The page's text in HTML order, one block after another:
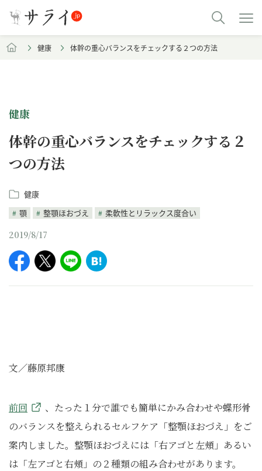
健康 体幹の重心バランスをチェックする２つの方法
健康
体幹の重心バランスをチェックする２
つの方法
健康
顎
整顎ほおづえ 柔軟性とリラックス度合い
2019/8/17
文／藤原邦康
前回
、たった１分で誰でも簡単にかみ合わせや蝶形骨
のバランスを整えられるセルフケア「整顎ほおづえ」をご
案内しました。整顎ほおづえには「右アゴと左頰」あるい
は「左アゴと右頰」の２種類の組み合わせがあります。